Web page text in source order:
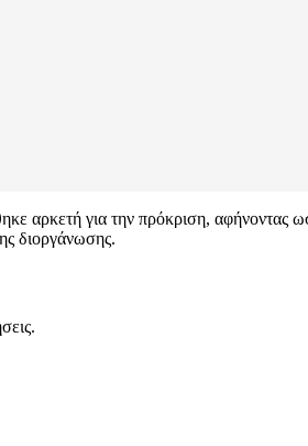
αρκετή για την πρόκριση, αφήνοντας
διοργάνωσης.